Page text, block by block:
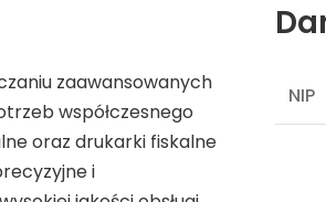
zaawansowanych
współczesnego
oraz drukarki fiskalne
i
NIP